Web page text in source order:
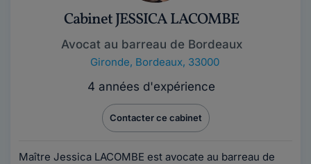
Cabinet JESSICA LACOMBE
Avocat au barreau de Bordeaux
Gironde, Bordeaux, 33000
4 années d'expérience
Contacter ce cabinet
Maître Jessica LACOMBE est avocate au barreau de